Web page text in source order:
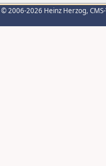
© 2006-2026 Heinz Herzog,